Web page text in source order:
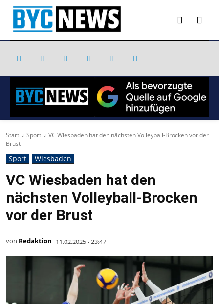
Start Sport
VC Wiesbaden hat den nächsten Volleyball-Brocken vor der
Brust
Sport Wiesbaden
VC Wiesbaden hat den
nächsten Volleyball-Brocken
vor der Brust
von Redaktion 11.02.2025 - 23:47